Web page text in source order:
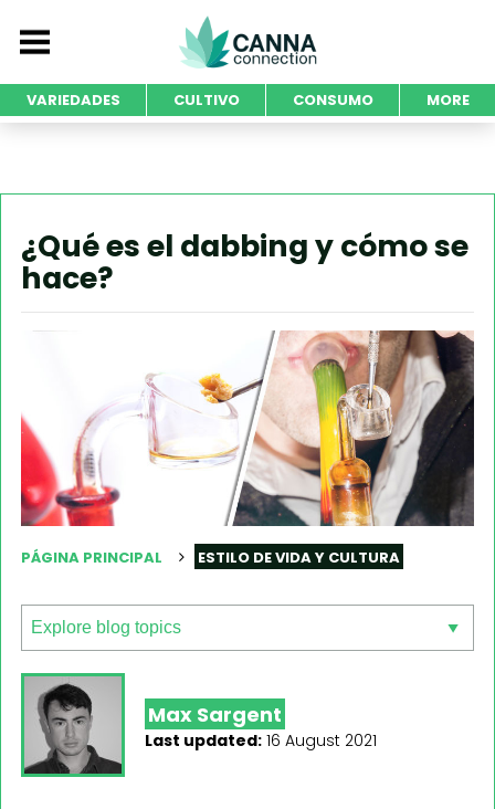
VARIEDADES CULTIVO CONSUMO MORE
¿Qué es el dabbing y cómo se
hace?
PÁGINA PRINCIPAL ESTILO DE VIDA Y CULTURA
Max Sargent
Last updated: 16 August 2021